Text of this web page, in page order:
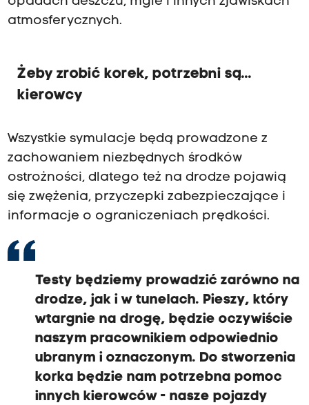
atmosferycznych.
Żeby zrobić korek, potrzebni są...
kierowcy
Wszystkie symulacje będą prowadzone z
zachowaniem niezbędnych środków
ostrożności, dlatego też na drodze pojawią
się zwężenia, przyczepki zabezpieczające i
informacje o ograniczeniach prędkości.
Testy będziemy prowadzić zarówno na
drodze, jak i w tunelach. Pieszy, który
wtargnie na drogę, będzie oczywiście
naszym pracownikiem odpowiednio
ubranym i oznaczonym. Do stworzenia
korka będzie nam potrzebna pomoc
innych kierowców - nasze pojazdy